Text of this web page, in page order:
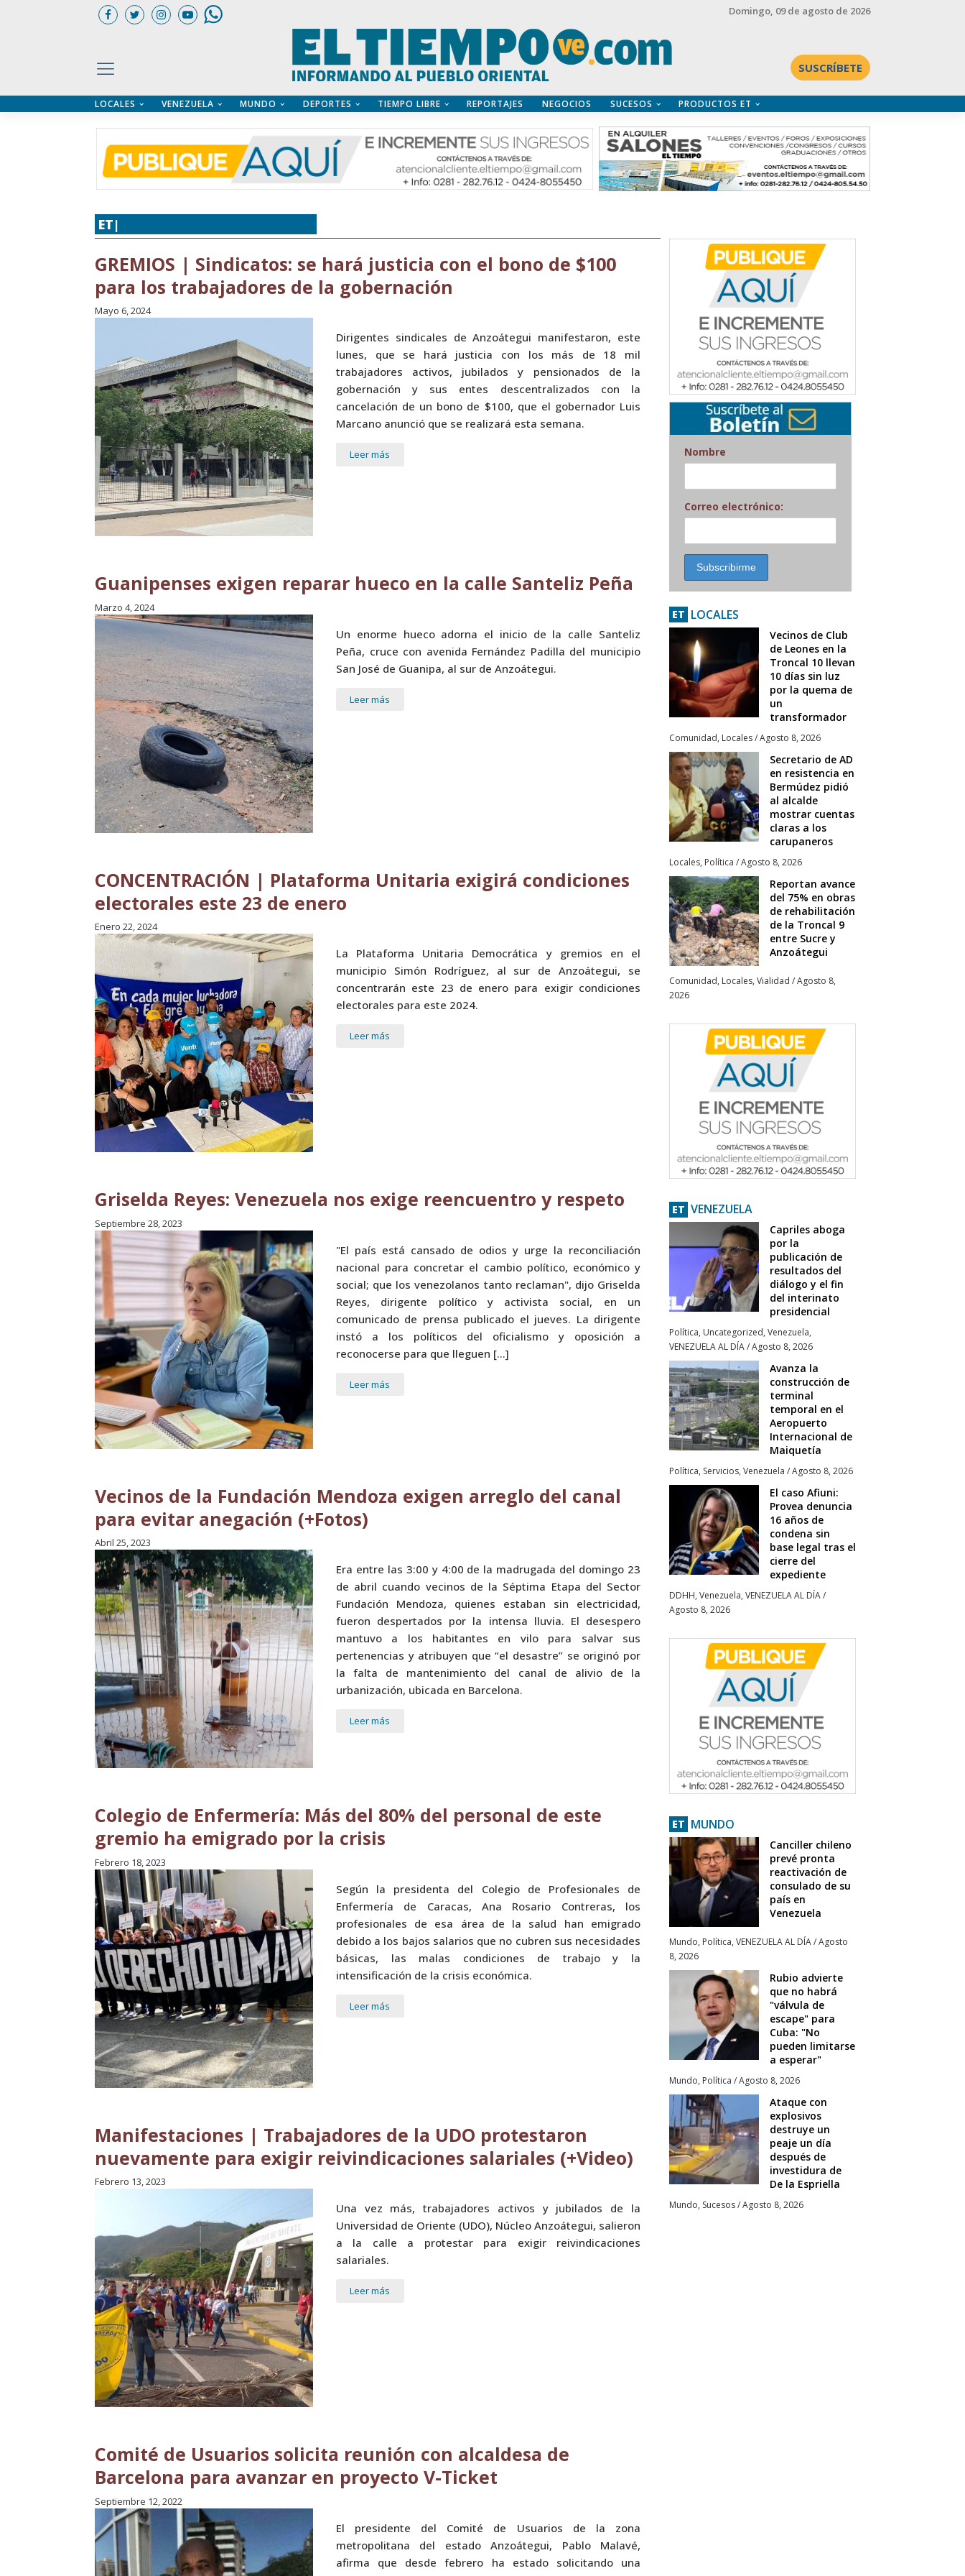
Domingo, 09 de agosto de 2026
SUSCRÍBETE
LOCALES VENEZUELA MUNDO DEPORTES TIEMPO LIBRE REPORTAJES NEGOCIOS SUCESOS PRODUCTOS ET
ET|
GREMIOS | Sindicatos: se hará justicia con el bono de $100
para los trabajadores de la gobernación
Mayo 6, 2024
Dirigentes sindicales de Anzoátegui manifestaron, este
lunes, que se hará justicia con los más de 18 mil
trabajadores activos, jubilados y pensionados de la
gobernación y sus entes descentralizados con la
cancelación de un bono de $100, que el gobernador Luis
Marcano anunció que se realizará esta semana.
Leer más
Guanipenses exigen reparar hueco en la calle Santeliz Peña
Marzo 4, 2024
Un enorme hueco adorna el inicio de la calle Santeliz
Peña, cruce con avenida Fernández Padilla del municipio
San José de Guanipa, al sur de Anzoátegui.
Leer más
CONCENTRACIÓN | Plataforma Unitaria exigirá condiciones
electorales este 23 de enero
Enero 22, 2024
La Plataforma Unitaria Democrática y gremios en el
municipio Simón Rodríguez, al sur de Anzoátegui, se
concentrarán este 23 de enero para exigir condiciones
electorales para este 2024.
Leer más
Griselda Reyes: Venezuela nos exige reencuentro y respeto
Septiembre 28, 2023
"El país está cansado de odios y urge la reconciliación
nacional para concretar el cambio político, económico y
social; que los venezolanos tanto reclaman", dijo Griselda
Reyes, dirigente político y activista social, en un
comunicado de prensa publicado el jueves. La dirigente
instó a los políticos del oficialismo y oposición a
reconocerse para que lleguen […]
Leer más
Vecinos de la Fundación Mendoza exigen arreglo del canal
para evitar anegación (+Fotos)
Abril 25, 2023
Era entre las 3:00 y 4:00 de la madrugada del domingo 23
de abril cuando vecinos de la Séptima Etapa del Sector
Fundación Mendoza, quienes estaban sin electricidad,
fueron despertados por la intensa lluvia. El desespero
mantuvo a los habitantes en vilo para salvar sus
pertenencias y atribuyen que “el desastre” se originó por
la falta de mantenimiento del canal de alivio de la
urbanización, ubicada en Barcelona.
Leer más
Colegio de Enfermería: Más del 80% del personal de este
gremio ha emigrado por la crisis
Febrero 18, 2023
Según la presidenta del Colegio de Profesionales de
Enfermería de Caracas, Ana Rosario Contreras, los
profesionales de esa área de la salud han emigrado
debido a los bajos salarios que no cubren sus necesidades
básicas, las malas condiciones de trabajo y la
intensificación de la crisis económica.
Leer más
Manifestaciones | Trabajadores de la UDO protestaron
nuevamente para exigir reivindicaciones salariales (+Video)
Febrero 13, 2023
Una vez más, trabajadores activos y jubilados de la
Universidad de Oriente (UDO), Núcleo Anzoátegui, salieron
a la calle a protestar para exigir reivindicaciones
salariales.
Leer más
Comité de Usuarios solicita reunión con alcaldesa de
Barcelona para avanzar en proyecto V-Ticket
Septiembre 12, 2022
El presidente del Comité de Usuarios de la zona
metropolitana del estado Anzoátegui, Pablo Malavé,
afirma que desde febrero ha estado solicitando una
Nombre
Correo electrónico:
ET LOCALES
Vecinos de Club
de Leones en la
Troncal 10 llevan
10 días sin luz
por la quema de
un
transformador
Comunidad, Locales/Agosto 8, 2026
Secretario de AD
en resistencia en
Bermúdez pidió
al alcalde
mostrar cuentas
claras a los
carupaneros
Locales, Política /Agosto 8, 2026
Reportan avance
del 75% en obras
de rehabilitación
de la Troncal 9
entre Sucre y
Anzoátegui
Comunidad, Locales, Vialidad /Agosto 8,
2026
ET VENEZUELA
Capriles aboga
por la
publicación de
resultados del
diálogo y el fin
del interinato
presidencial
Política, Uncategorized, Venezuela,
VENEZUELA AL DÍA/Agosto 8, 2026
Avanza la
construcción de
terminal
temporal en el
Aeropuerto
Internacional de
Maiquetía
Política, Servicios, Venezuela /Agosto 8, 2026
El caso Afiuni:
Provea denuncia
16 años de
condena sin
base legal tras el
cierre del
expediente
DDHH, Venezuela, VENEZUELA AL DÍA/
Agosto 8, 2026
ET MUNDO
Canciller chileno
prevé pronta
reactivación de
consulado de su
país en
Venezuela
Mundo, Política, VENEZUELA AL DÍA/Agosto
8, 2026
Rubio advierte
que no habrá
"válvula de
escape" para
Cuba: "No
pueden limitarse
a esperar"
Mundo, Política /Agosto 8, 2026
Ataque con
explosivos
destruye un
peaje un día
después de
investidura de
De la Espriella
Mundo, Sucesos/Agosto 8, 2026